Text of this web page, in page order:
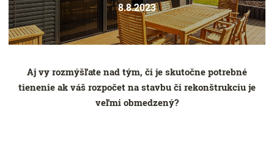
8.8.2023
Aj vy rozmýšľate nad tým, či je skutočne potrebné
tienenie ak váš rozpočet na stavbu či rekonštrukciu je
veľmi obmedzený?